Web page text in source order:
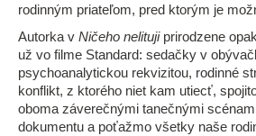
rodinným priateľom, pred ktorým je
Autorka v Ničeho nelitujiprirodzene
už vo filme Standard: sedačky v
psychoanalytickou rekvizitou, rodinné
konflikt, z ktorého niet kam utiecť,
oboma záverečnými tanečnými
dokumentu a poťažmo všetky naše